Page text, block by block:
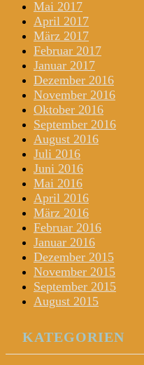
Mai 2017
April 2017
März 2017
Februar 2017
Januar 2017
Dezember 2016
November 2016
Oktober 2016
September 2016
August 2016
Juli 2016
Juni 2016
Mai 2016
April 2016
März 2016
Februar 2016
Januar 2016
Dezember 2015
November 2015
September 2015
August 2015
KATEGORIEN